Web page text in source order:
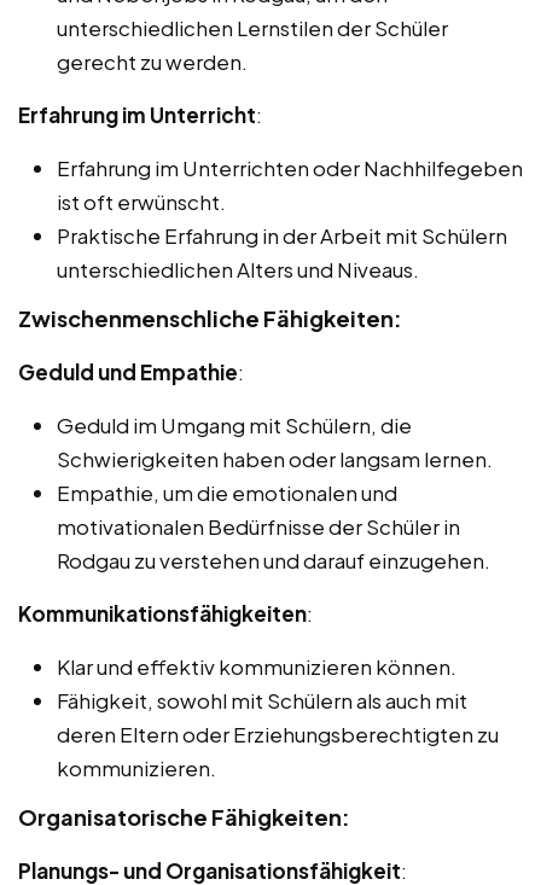
unterschiedlichen Lernstilen der Schüler
gerecht zu werden.
Erfahrung im Unterricht:
Erfahrung im Unterrichten oder Nachhilfegeben
ist oft erwünscht.
Praktische Erfahrung in der Arbeit mit Schülern
unterschiedlichen Alters und Niveaus.
Zwischenmenschliche Fähigkeiten:
Geduld und Empathie:
Geduld im Umgang mit Schülern, die
Schwierigkeiten haben oder langsam lernen.
Empathie, um die emotionalen und
motivationalen Bedürfnisse der Schüler in
Rodgau zu verstehen und darauf einzugehen.
Kommunikationsfähigkeiten:
Klar und effektiv kommunizieren können.
Fähigkeit, sowohl mit Schülern als auch mit
deren Eltern oder Erziehungsberechtigten zu
kommunizieren.
Organisatorische Fähigkeiten:
Planungs- und Organisationsfähigkeit: